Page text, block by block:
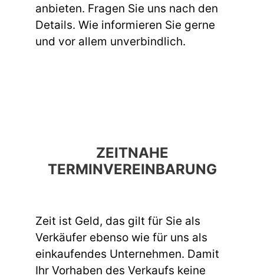
anbieten. Fragen Sie uns nach den
Details. Wie informieren Sie gerne
und vor allem unverbindlich.
ZEITNAHE
TERMINVEREINBARUNG
Zeit ist Geld, das gilt für Sie als
Verkäufer ebenso wie für uns als
einkaufendes Unternehmen. Damit
Ihr Vorhaben des Verkaufs keine